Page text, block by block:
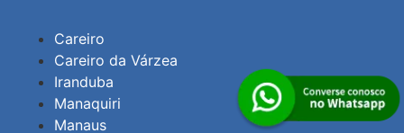
Careiro
Careiro da Várzea
Iranduba
Manaquiri
Manaus